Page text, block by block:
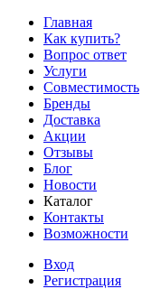
Главная
Как купить?
Вопрос ответ
Услуги
Совместимость
Бренды
Доставка
Акции
Отзывы
Блог
Новости
Каталог
Контакты
Возможности
Вход
Регистрация